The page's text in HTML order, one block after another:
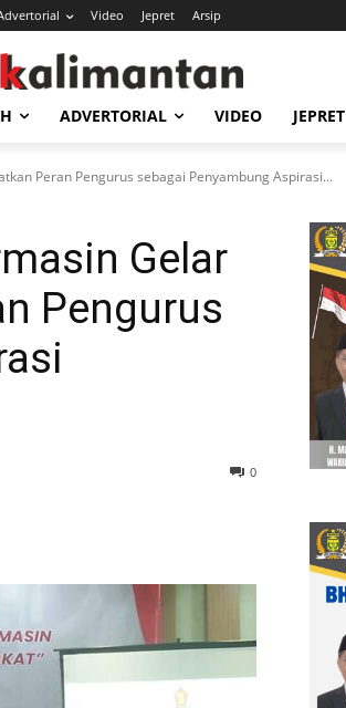
Video Jepret Arsip
ADVERTORIAL VIDEO JEPRET
Peran Pengurus sebagai Penyambung Aspirasi...
Gelar
Pengurus
0